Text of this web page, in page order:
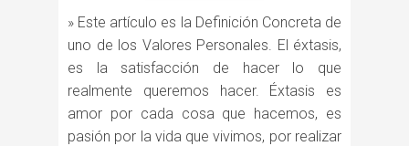
» Este artículo es la Definición Concreta de
uno de los Valores Personales. El éxtasis,
es la satisfacción de hacer lo que
realmente queremos hacer. Éxtasis es
amor por cada cosa que hacemos, es
pasión por la vida que vivimos, por realizar